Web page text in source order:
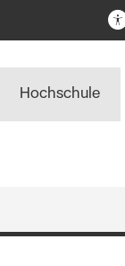
Hochschule